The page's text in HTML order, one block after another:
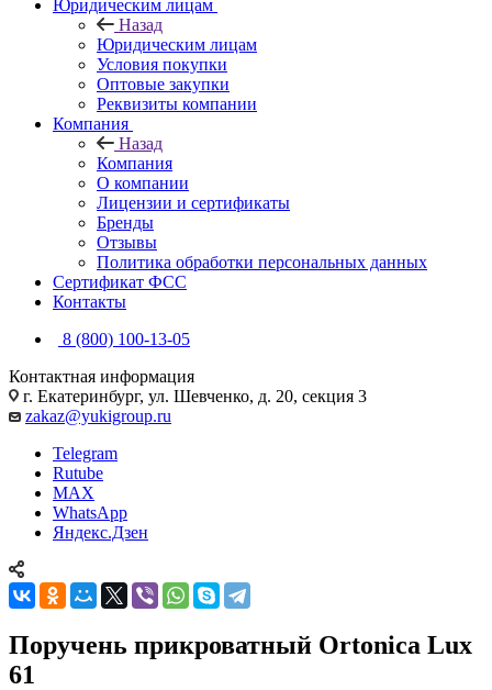
Юридическим лицам
Назад
Юридическим лицам
Условия покупки
Оптовые закупки
Реквизиты компании
Компания
Назад
Компания
О компании
Лицензии и сертификаты
Бренды
Отзывы
Политика обработки персональных данных
Сертификат ФСС
Контакты
8 (800) 100-13-05
Контактная информация
г. Екатеринбург, ул. Шевченко, д. 20, секция 3
zakaz@yukigroup.ru
Telegram
Rutube
MAX
WhatsApp
Яндекс.Дзен
Поручень прикроватный Ortonica Lux
61